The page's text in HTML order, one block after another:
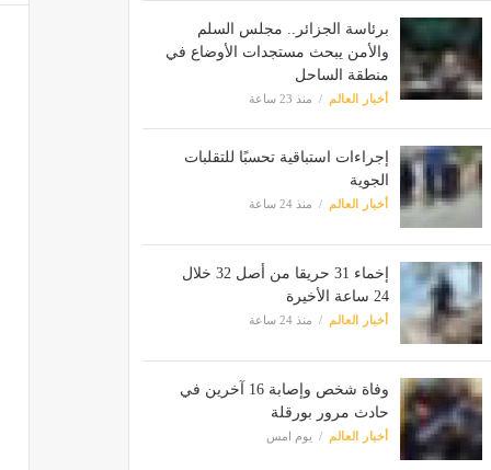
برئاسة الجزائر.. مجلس السلم
والأمن يبحث مستجدات الأوضاع في
منطقة الساحل
أخبار العالم منذ 23 ساعة
إجراءات استباقية تحسبًا للتقلبات
الجوية
أخبار العالم منذ 24 ساعة
إخماء 31 حريقا من أصل 32 خلال
24 ساعة الأخيرة
أخبار العالم منذ 24 ساعة
وفاة شخص وإصابة 16 آخرين في
حادث مرور بورقلة
أخبار العالم يوم امس